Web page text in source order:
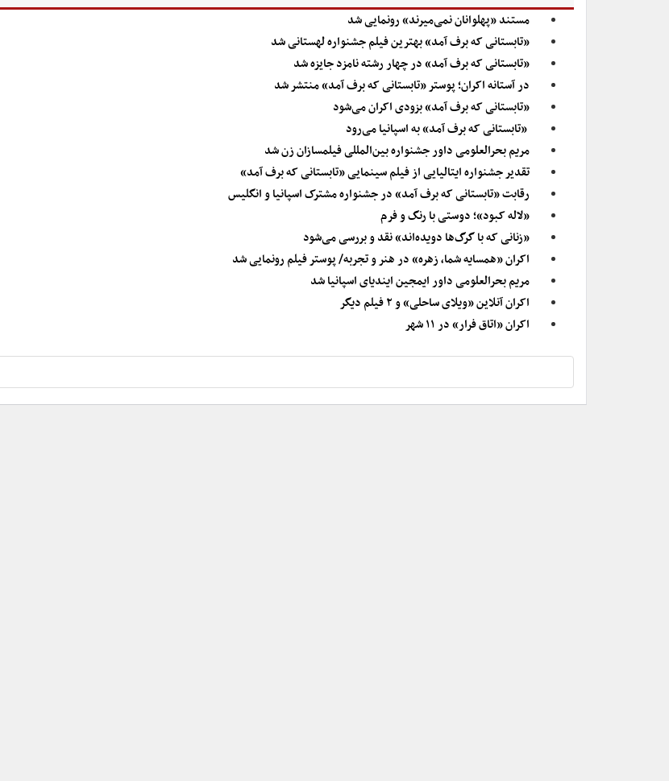
مستند «پهلوانان نمی‌میرند» رونمایی شد
«تابستانی که برف آمد» بهترین فیلم جشنواره لهستانی شد
«تابستانی که برف آمد» در چهار رشته نامزد جایزه شد
در آستانه اکران؛ پوستر «تابستانی که برف آمد» منتشر شد
«تابستانی که برف آمد» بزودی اکران می‌شود
«تابستانی که برف آمد» به اسپانیا می‌رود
مریم بحرالعلومی داور جشنواره بین‌المللی فیلمسازان زن شد
تقدیر جشنواره ایتالیایی از فیلم سینمایی «تابستانی که برف آمد»
رقابت «تابستانی که برف آمد» در جشنواره مشترک‌ اسپانیا و انگلیس
«لاله کبود»؛ دوستی با رنگ و فرم
«زنانی که با گرگ‌ها دویده‌اند» نقد و بررسی می‌شود
اکران «همسایه شما، زهره» در هنر و تجربه/ پوستر فیلم رونمایی شد
مریم بحرالعلومی داور ایمجین ایندیای اسپانیا شد
اکران آنلاین «ویلای ساحلی» و ۲ فیلم دیگر
اکران «اتاق فرار» در ۱۱ شهر